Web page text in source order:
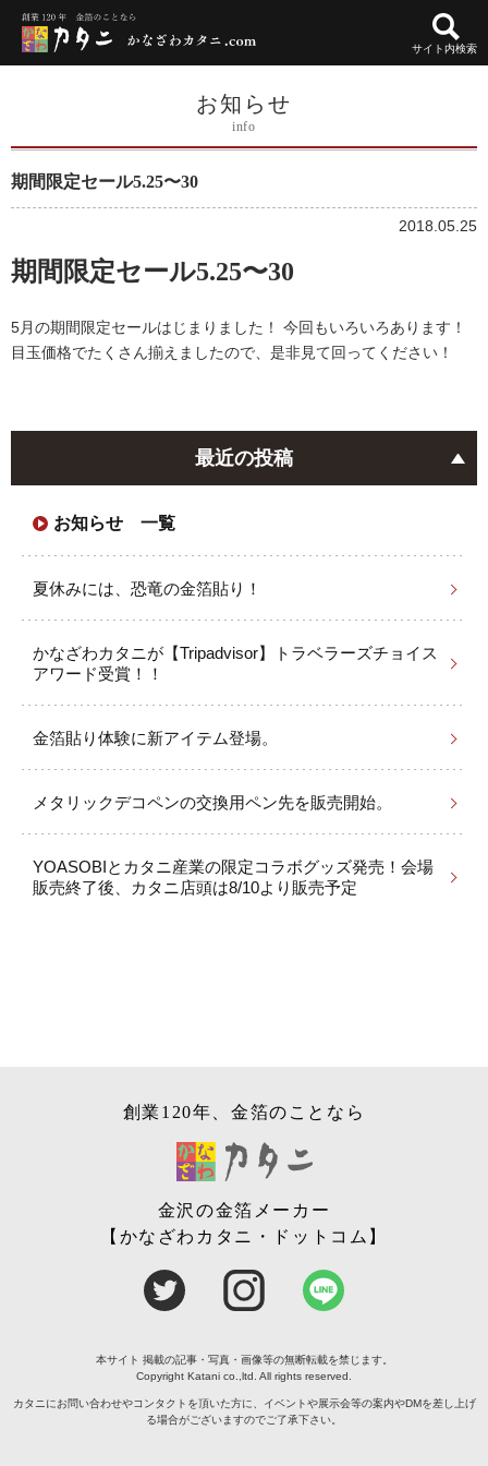
サイト内検索
お知らせ
info
最近の投稿
お知らせ 一覧
夏休みには、恐竜の金箔貼り！
かなざわカタニが【Tripadvisor】トラベラーズチョイス
アワード受賞！！
金箔貼り体験に新アイテム登場。
メタリックデコペンの交換用ペン先を販売開始。
YOASOBIとカタニ産業の限定コラボグッズ発売！会場
販売終了後、カタニ店頭は8/10より販売予定
期間限定セール5.25〜30
2018.05.25
期間限定セール5.25〜30
5月の期間限定セールはじまりました！ 今回もいろいろあります！
目玉価格でたくさん揃えましたので、是非見て回ってください！
創業120年、金箔のことなら
金沢の金箔メーカー
【かなざわカタニ・ドットコム】
本サイト 掲載の記事・写真・画像等の無断転載を禁じます。
Copyright Katani co.,ltd. All rights reserved.
カタニにお問い合わせやコンタクトを頂いた方に、イベントや展示会等の案内やDMを差し上げ
る場合がございますのでご了承下さい。